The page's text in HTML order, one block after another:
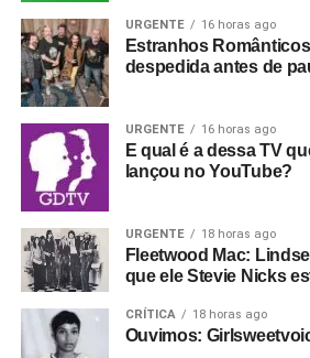
URGENTE 16 horas ago
Estranhos
despedida antes de
URGENTE 16 horas ago
E qual é a dessa TV
lançou no YouTube?
URGENTE 18 horas ago
Fleetwood Mac:
que ele Stevie Nicks
CRÍTICA 18 horas ago
Ouvimos: